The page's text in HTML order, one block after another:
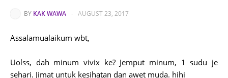
BY KAK WAWA - AUGUST 23, 2017
Assalamualaikum wbt,
Uolss, dah minum vivix ke? Jemput minum, 1 sudu je
sehari. Jimat untuk kesihatan dan awet muda. hihi